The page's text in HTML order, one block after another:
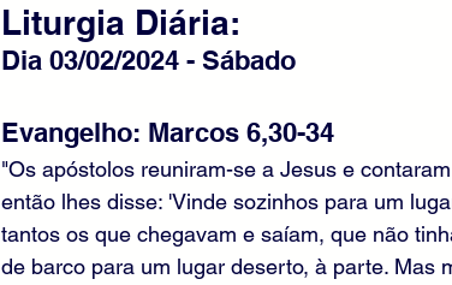
Liturgia Diária:
Dia 03/02/2024 - Sábado
Evangelho: Marcos 6,30-34
"Os apóstolos reuniram-se a Jesus e
então lhes disse: 'Vinde sozinhos para um
tantos os que chegavam e saíam, que não
de barco para um lugar deserto, à parte. Mas